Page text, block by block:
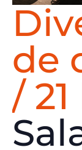
de
/ 21